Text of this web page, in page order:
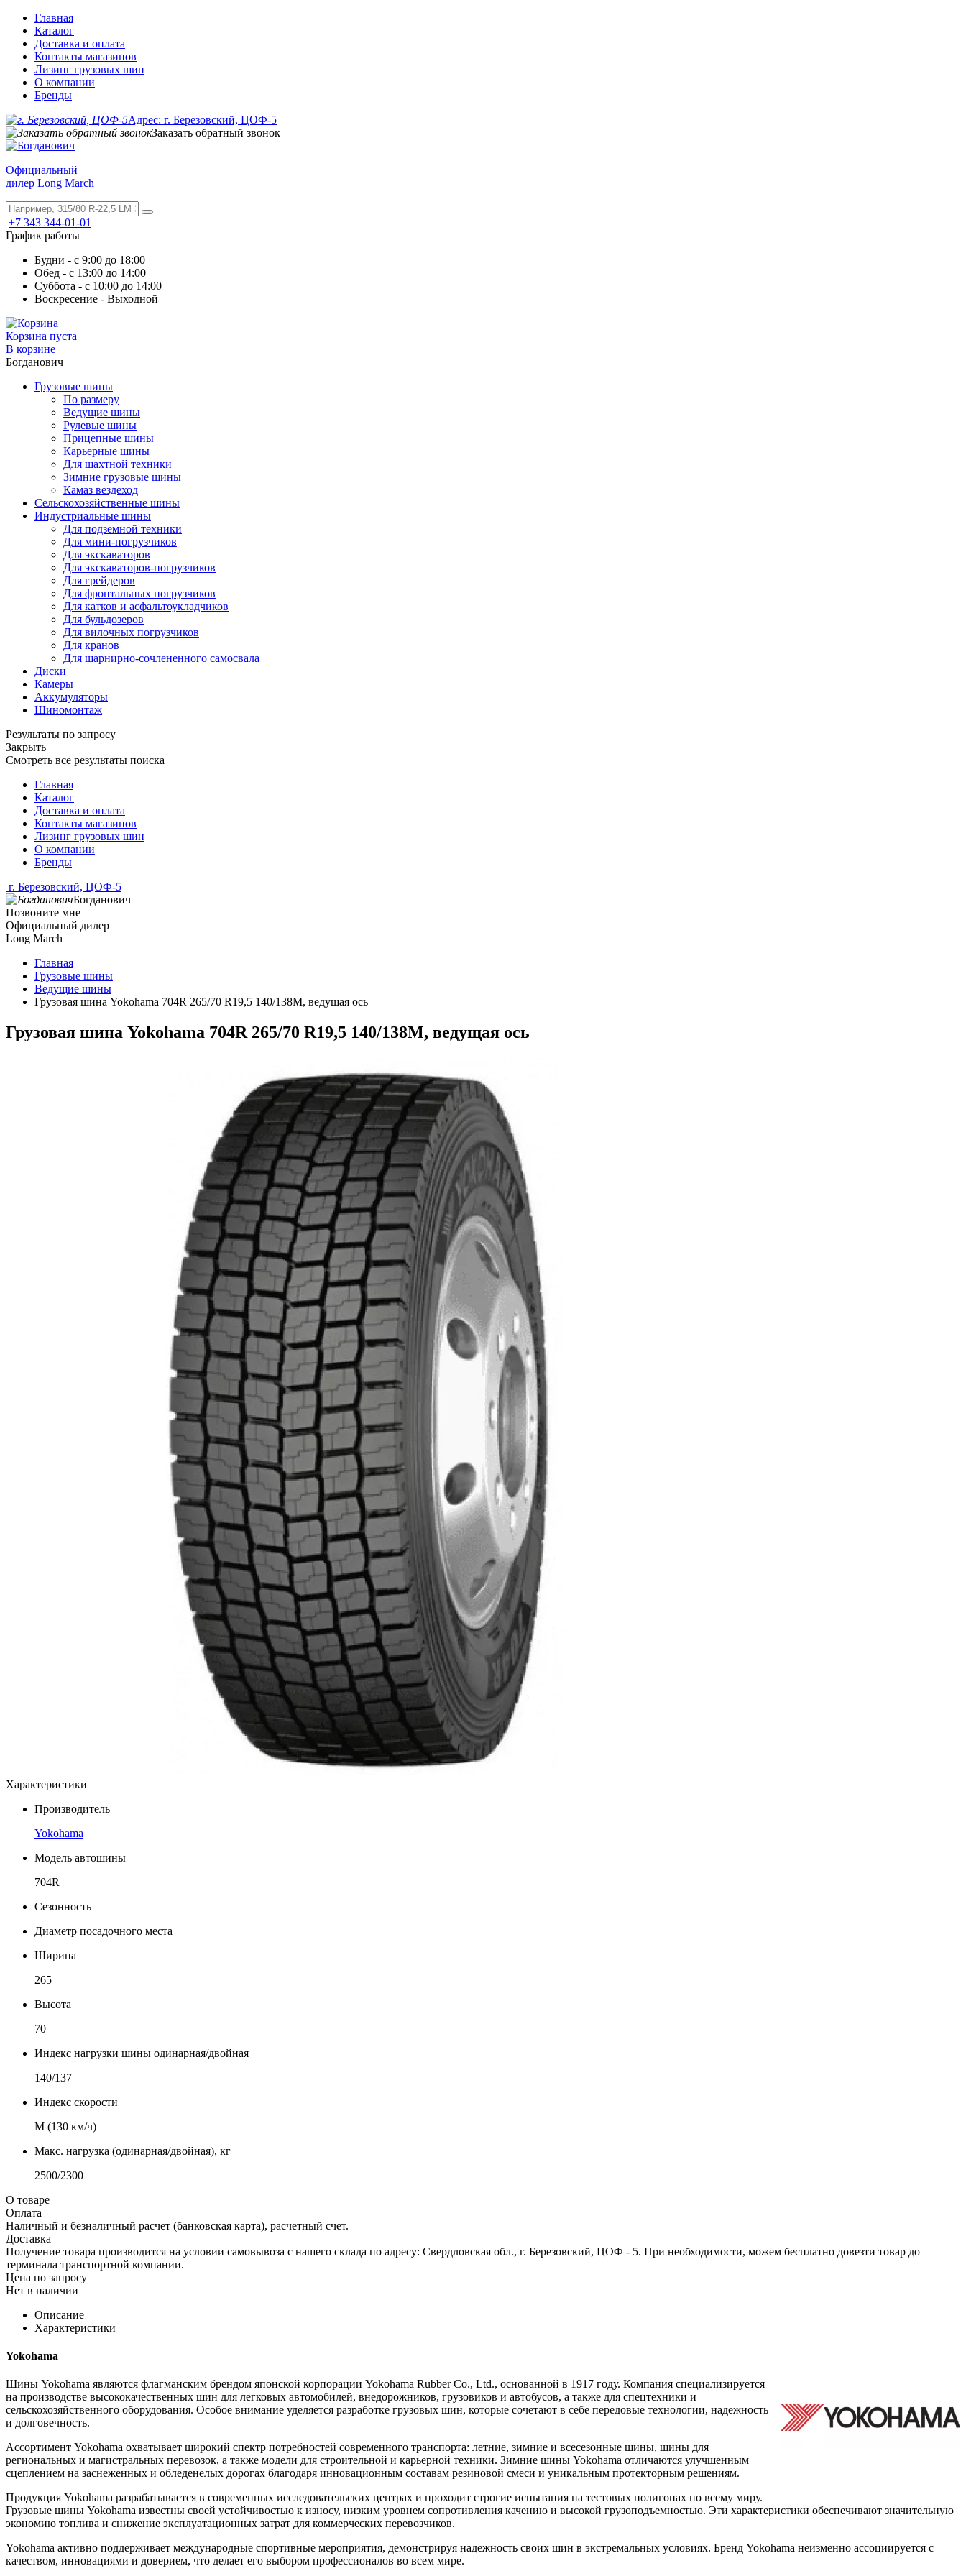
Главная
Каталог
Доставка и оплата
Контакты магазинов
Лизинг грузовых шин
О компании
Бренды
Адрес: г. Березовский, ЦОФ-5
Заказать обратный звонок
Официальный
дилер Long March
+7 343 344-01-01
График работы
Будни - с 9:00 до 18:00
Обед - с 13:00 до 14:00
Суббота - с 10:00 до 14:00
Воскресение - Выходной
Корзина пуста
В корзине
Богданович
Грузовые шины
По размеру
Ведущие шины
Рулевые шины
Прицепные шины
Карьерные шины
Для шахтной техники
Зимние грузовые шины
Камаз вездеход
Сельскохозяйственные шины
Индустриальные шины
Для подземной техники
Для мини-погрузчиков
Для экскаваторов
Для экскаваторов-погрузчиков
Для грейдеров
Для фронтальных погрузчиков
Для катков и асфальтоукладчиков
Для бульдозеров
Для вилочных погрузчиков
Для кранов
Для шарнирно-сочлененного самосвала
Диски
Камеры
Аккумуляторы
Шиномонтаж
Результаты по запросу
Закрыть
Смотреть все результаты поиска
Главная
Каталог
Доставка и оплата
Контакты магазинов
Лизинг грузовых шин
О компании
Бренды
г. Березовский, ЦОФ-5
Богданович
Позвоните мне
Официальный дилер
Long March
Главная
Грузовые шины
Ведущие шины
Грузовая шина Yokohama 704R 265/70 R19,5 140/138M, ведущая ось
Грузовая шина Yokohama 704R 265/70 R19,5 140/138M, ведущая ось
Характеристики
Производитель
Yokohama
Модель автошины
704R
Сезонность
Диаметр посадочного места
Ширина
265
Высота
70
Индекс нагрузки шины одинарная/двойная
140/137
Индекс скорости
М (130 км/ч)
Макс. нагрузка (одинарная/двойная), кг
2500/2300
О товаре
Оплата
Наличный и безналичный расчет (банковская карта), расчетный счет.
Доставка
Получение товара производится на условии самовывоза с нашего склада по адресу: Свердловская обл., г. Березовский, ЦОФ - 5. При необходимости, можем бесплатно довезти товар до
терминала транспортной компании.
Цена по запросу
Нет в наличии
Описание
Характеристики
Yokohama
Шины Yokohama являются флагманским брендом японской корпорации Yokohama Rubber Co., Ltd., основанной в 1917 году. Компания специализируется
на производстве высококачественных шин для легковых автомобилей, внедорожников, грузовиков и автобусов, а также для спецтехники и
сельскохозяйственного оборудования. Особое внимание уделяется разработке грузовых шин, которые сочетают в себе передовые технологии, надежность
и долговечность.
Ассортимент Yokohama охватывает широкий спектр потребностей современного транспорта: летние, зимние и всесезонные шины, шины для
региональных и магистральных перевозок, а также модели для строительной и карьерной техники. Зимние шины Yokohama отличаются улучшенным
сцеплением на заснеженных и обледенелых дорогах благодаря инновационным составам резиновой смеси и уникальным протекторным решениям.
Продукция Yokohama разрабатывается в современных исследовательских центрах и проходит строгие испытания на тестовых полигонах по всему миру.
Грузовые шины Yokohama известны своей устойчивостью к износу, низким уровнем сопротивления качению и высокой грузоподъемностью. Эти характеристики обеспечивают значительную
экономию топлива и снижение эксплуатационных затрат для коммерческих перевозчиков.
Yokohama активно поддерживает международные спортивные мероприятия, демонстрируя надежность своих шин в экстремальных условиях. Бренд Yokohama неизменно ассоциируется с
качеством, инновациями и доверием, что делает его выбором профессионалов во всем мире.